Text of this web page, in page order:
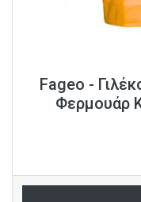
Fageo -
Φερμουάρ